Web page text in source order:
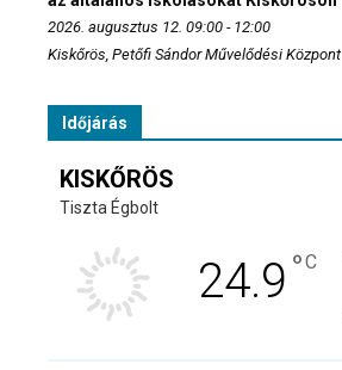
2026. augusztus 12. 09:00 - 12:00
Kiskőrös, Petőfi Sándor Művelődési Központ
Időjárás
KISKŐRÖS
Tiszta Égbolt
24.9 °C